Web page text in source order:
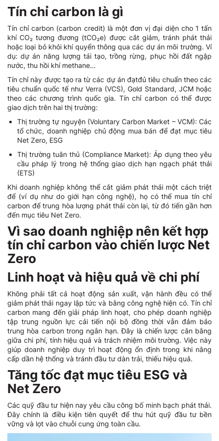
Tín chỉ carbon là gì
Tín chỉ carbon (carbon credit) là một đơn vị đại diện cho 1 tấn
khí CO₂ tương đương (tCO₂e) được cắt giảm, tránh phát thải
hoặc loại bỏ khỏi khí quyển thông qua các dự án môi trường. Ví
dụ: dự án năng lượng tái tạo, trồng rừng, phục hồi đất ngập
nước, thu hồi khí methane…
Tín chỉ này được tạo ra từ các dự án đạtđủ tiêu chuẩn theo các
tiêu chuẩn quốc tế như Verra (VCS), Gold Standard, JCM hoặc
theo các chương trình quốc gia. Tín chỉ carbon có thể được
giao dịch trên hai thị trường:
Thị trường tự nguyện (Voluntary Carbon Market – VCM): Các
tổ chức, doanh nghiệp chủ động mua bán để đạt mục tiêu
Net Zero, ESG
Thị trường tuân thủ (Compliance Market): Áp dụng theo yêu
cầu pháp lý trong hệ thống giao dịch hạn ngạch phát thải
(ETS)
Khi doanh nghiệp không thể cắt giảm phát thải một cách triệt
để (ví dụ như do giới hạn công nghệ), họ có thể mua tín chỉ
carbon để trung hòa lượng phát thải còn lại, từ đó tiến gần hơn
đến mục tiêu Net Zero.
Vì sao doanh nghiệp nên kết hợp
tín chỉ carbon vào chiến lược Net
Zero
Linh hoạt và hiệu quả về chi phí
Không phải tất cả hoạt động sản xuất, vận hành đều có thể
giảm phát thải ngay lập tức và bằng công nghệ hiện có. Tín chỉ
carbon mang đến giải pháp linh hoạt, cho phép doanh nghiệp
tập trung nguồn lực cải tiến nội bộ đồng thời vẫn đảm bảo
trung hòa carbon trong ngắn hạn. Đây là chiến lược cân bằng
giữa chi phí, tính hiệu quả và trách nhiệm môi trường. Việc này
giúp doanh nghiệp duy trì hoạt động ổn định trong khi nâng
cấp dần hệ thống và tránh đầu tư dàn trải, thiếu hiệu quả.
Tăng tốc đạt mục tiêu ESG và
Net Zero
Các quỹ đầu tư hiện nay yêu cầu công bố minh bạch phát thải.
Đây chính là điều kiện tiên quyết để thu hút quỹ đầu tư bền
vững và lọt vào chuỗi cung ứng toàn cầu.